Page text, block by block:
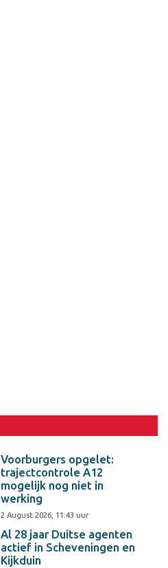
Voorburgers opgelet:
trajectcontrole A12
mogelijk nog niet in
werking
2 August 2026, 11:43 uur
Al 28 jaar Duitse agenten
actief in Scheveningen en
Kijkduin